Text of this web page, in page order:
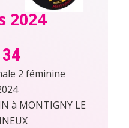
2024
34
2 féminine
à MONTIGNY LE